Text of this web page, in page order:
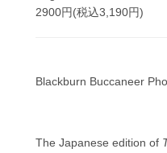
2900円(税込3,190円)
Blackburn Buccaneer
The Japanese edition of